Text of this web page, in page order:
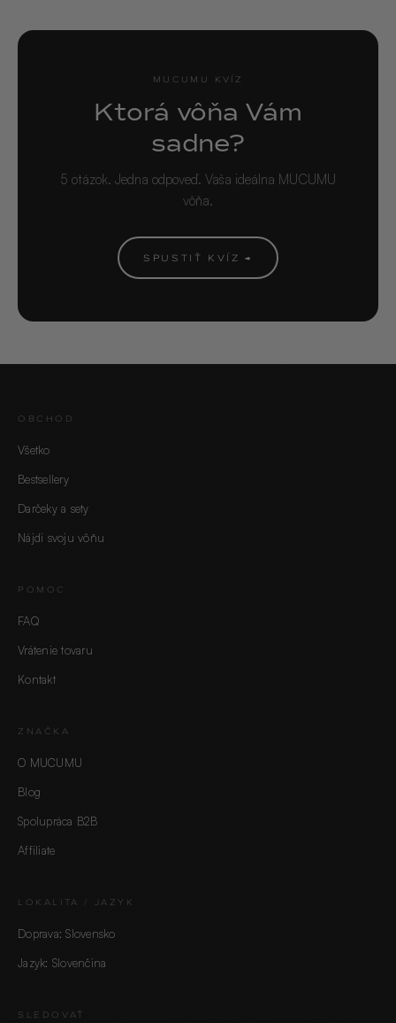
MUCUMU KVÍZ
Ktorá vôňa Vám
sadne?
5 otázok. Jedna odpoveď. Vaša ideálna MUCUMU
vôňa.
SPUSTIŤ KVÍZ →
OBCHOD
Všetko
Bestsellery
Darčeky a sety
Nájdi svoju vôňu
POMOC
FAQ
Vrátenie tovaru
Kontakt
ZNAČKA
O MUCUMU
Blog
Spolupráca B2B
Affiliate
LOKALITA / JAZYK
Doprava: Slovensko
Jazyk: Slovenčina
SLEDOVAŤ